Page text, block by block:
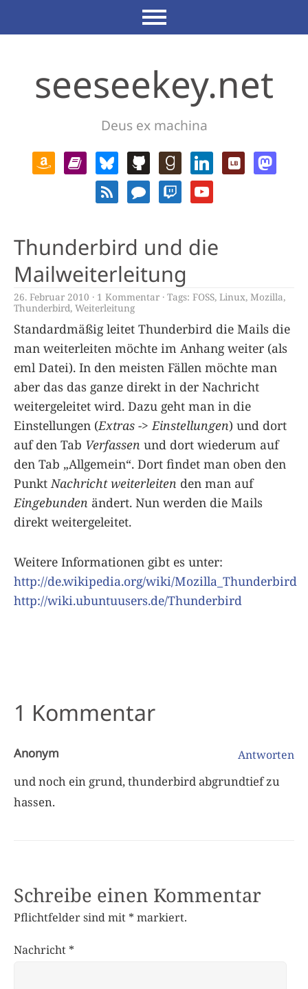
seeseekey.net
Deus ex machina
Thunderbird und die
Mailweiterleitung
26. Februar 2010 1 Kommentar Tags: FOSS, Linux, Mozilla,
Thunderbird, Weiterleitung
Standardmäßig leitet Thunderbird die Mails die
man weiterleiten möchte im Anhang weiter (als
eml Datei). In den meisten Fällen möchte man
aber das das ganze direkt in der Nachricht
weitergeleitet wird. Dazu geht man in die
Einstellungen (Extras -> Einstellungen) und dort
auf den Tab Verfassen und dort wiederum auf
den Tab „Allgemein“. Dort findet man oben den
Punkt Nachricht weiterleiten den man auf
Eingebunden ändert. Nun werden die Mails
direkt weitergeleitet.
Weitere Informationen gibt es unter:
http://de.wikipedia.org/wiki/Mozilla_Thunderbird
http://wiki.ubuntuusers.de/Thunderbird
1 Kommentar
Anonym Antworten
und noch ein grund, thunderbird abgrundtief zu
hassen.
Schreibe einen Kommentar
Pflichtfelder sind mit * markiert.
Nachricht *